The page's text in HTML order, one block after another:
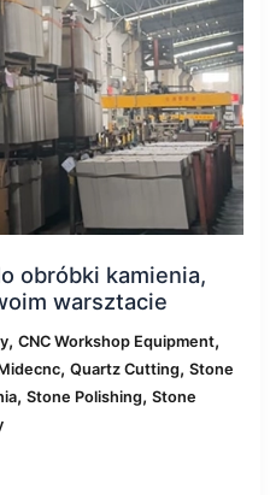
obróbki kamienia,
warsztacie
,CNC Workshop Equipment,
,Quartz Cutting,Stone
,Stone Polishing,Stone